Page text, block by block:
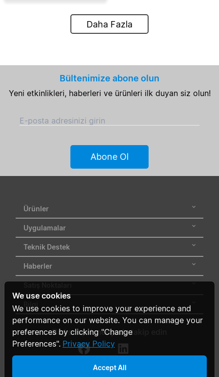
Daha Fazla
Bültenimize abone olun
Yeni etkinlikleri, haberleri ve ürünleri ilk duyan siz olun!
E-posta adresinizi girin
Abone Ol
Ürünler
Uygulamalar
Teknik Destek
Haberler
Bizi sosyal medyada takip edin
We use cookies
We use cookies to improve your experience and
performance on our website. You can manage your
preferences by clicking "Change
Preferences". Privacy Policy
Accept All